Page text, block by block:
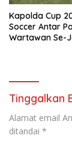
Kapolda Cup
Soccer Antar
Wartawan Se-
Tinggalkan
Alamat email
ditandai *